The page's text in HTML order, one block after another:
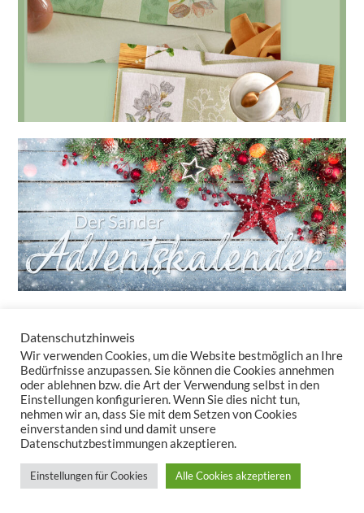
24 Türchen – 24 tolle Überraschungen!
Auch in diesem Jahr bringt unser Adventskalender-Newsletter
täglich kleine Freuden – ganz ohne Schokolade. Sie erhalten nicht
nur Rabatte, sondern auch Inspirationen, wie Tischwäsche und
Kissen Ihr Zuhause in eine gemütliche Winteroase verwandeln.
Lassen Sie uns zusammen den Zauber der Vorweihnachtszeit
auspacken – Türchen für Türchen!
Datenschutzhinweis
Wir verwenden Cookies, um die Website bestmöglich an Ihre
Bedürfnisse anzupassen. Sie können die Cookies annehmen
oder ablehnen bzw. die Art der Verwendung selbst in den
Einstellungen konfigurieren. Wenn Sie dies nicht tun,
nehmen wir an, dass Sie mit dem Setzen von Cookies
einverstanden sind und damit unsere
Datenschutzbestimmungen akzeptieren.
Einstellungen für Cookies Alle Cookies akzeptieren